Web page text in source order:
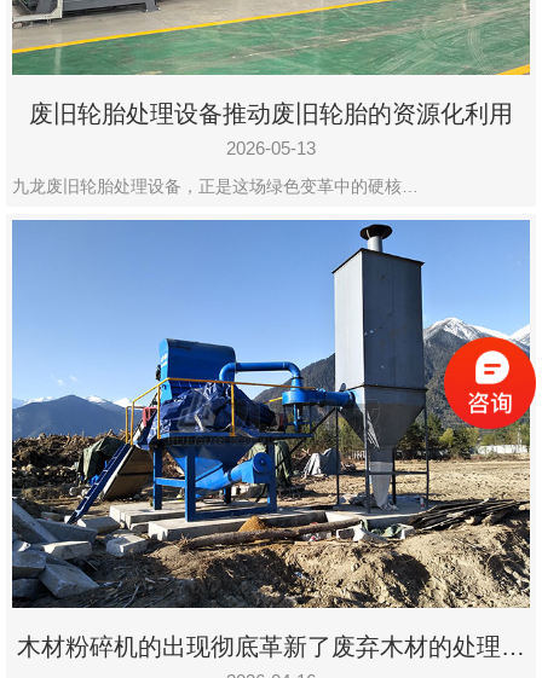
废旧轮胎处理设备推动废旧轮胎的资源化利用
2026-05-13
九龙废旧轮胎处理设备，正是这场绿色变革中的硬核…
木材粉碎机的出现彻底革新了废弃木材的处理模